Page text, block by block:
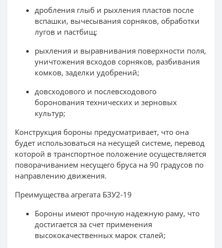
дробления глыб и рыхления пластов после
вспашки, вычесывания сорняков, обработки
лугов и пастбищ;
рыхления и выравнивания поверхности поля,
уничтожения всходов сорняков, разбивания
комков, заделки удобрений;
довсходового и послевсходового
боронования технических и зерновых
культур;
Конструкция бороны предусматривает, что она
будет использоваться на несущей системе, перевод
которой в транспортное положение осуществляется
поворачиванием несущего бруса на 90 градусов по
направлению движения.
Преимущества агрегата БЗУ2-19
Бороны имеют прочную надежную раму, что
достигается за счет применения
высококачественных марок сталей;